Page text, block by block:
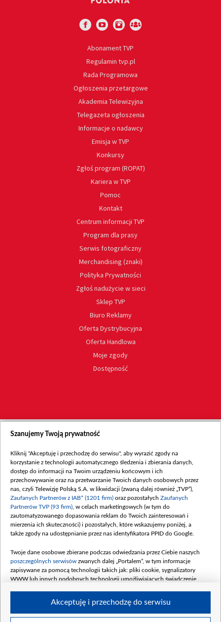
Abonament TVP
Regulamin tvp.pl
Rada Programowa
Ogłoszenia przetargowe
Akademia Telewizyjna
Telegazeta ogłoszenia
Informacje o nadawcy
Emisja w TVP
Konkursy
Zgłoś program (ROPAT)
Kariera w TVP
Pomoc
Kontakt
Centrum informacji TVP
Program dla prasy
Serwis fotograficzny
Merchandising (znaki)
Polityka Prywatności
Zgłoś nadużycie w sieci
Sklep TVP
Biuro Reklamy
Oferta Dystrybucyjna
Oferta Handlowa
Moje zgody
Dostępność
Szanujemy Twoją prywatność
Kliknij "Akceptuję i przechodzę do serwisu", aby wyrazić zgody na
korzystanie z technologii automatycznego śledzenia i zbierania danych,
dostęp do informacji na Twoim urządzeniu końcowym i ich
przechowywanie oraz na przetwarzanie Twoich danych osobowych przez
nas, czyli Telewizję Polską S.A. w likwidacji (zwaną dalej również „TVP”),
Zaufanych Partnerów z IAB* (1201 firm) oraz pozostałych Zaufanych
Partnerów TVP (93 firm) , w celach marketingowych (w tym do
zautomatyzowanego dopasowania reklam do Twoich zainteresowań i
mierzenia ich skuteczności) i pozostałych, które wskazujemy poniżej, a
także zgody na udostępnianie przez nas identyfikatora PPID do Google.
Twoje dane osobowe zbierane podczas odwiedzania przez Ciebie naszych
poszczególnych serwisów zwanych dalej „Portalem”, w tym informacje
zapisywane za pomocą technologii takich jak: pliki cookie, sygnalizatory
WWW lub innych podobnych technologii umożliwiających świadczenie
Akceptuję i przechodzę do serwisu